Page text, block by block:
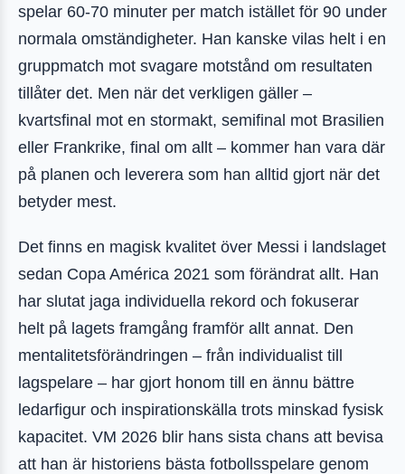
spelar 60-70 minuter per match istället för 90 under
normala omständigheter. Han kanske vilas helt i en
gruppmatch mot svagare motstånd om resultaten
tillåter det. Men när det verkligen gäller –
kvartsfinal mot en stormakt, semifinal mot Brasilien
eller Frankrike, final om allt – kommer han vara där
på planen och leverera som han alltid gjort när det
betyder mest.
Det finns en magisk kvalitet över Messi i landslaget
sedan Copa América 2021 som förändrat allt. Han
har slutat jaga individuella rekord och fokuserar
helt på lagets framgång framför allt annat. Den
mentalitetsförändringen – från individualist till
lagspelare – har gjort honom till en ännu bättre
ledarfigur och inspirationskälla trots minskad fysisk
kapacitet. VM 2026 blir hans sista chans att bevisa
att han är historiens bästa fotbollsspelare genom